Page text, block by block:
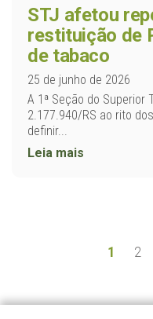
STJ afetou
restituição de
de tabaco
25 de junho de 2026
A 1ª Seção do Superior
2.177.940/RS ao rito
definir...
Leia mais
1 2